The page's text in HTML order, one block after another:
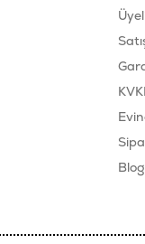
Blog